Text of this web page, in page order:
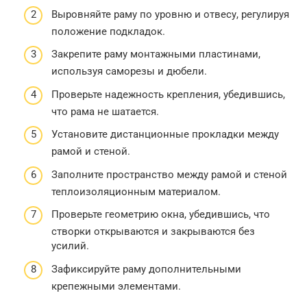
Выровняйте раму по уровню и отвесу, регулируя
положение подкладок.
Закрепите раму монтажными пластинами,
используя саморезы и дюбели.
Проверьте надежность крепления, убедившись,
что рама не шатается.
Установите дистанционные прокладки между
рамой и стеной.
Заполните пространство между рамой и стеной
теплоизоляционным материалом.
Проверьте геометрию окна, убедившись, что
створки открываются и закрываются без
усилий.
Зафиксируйте раму дополнительными
крепежными элементами.